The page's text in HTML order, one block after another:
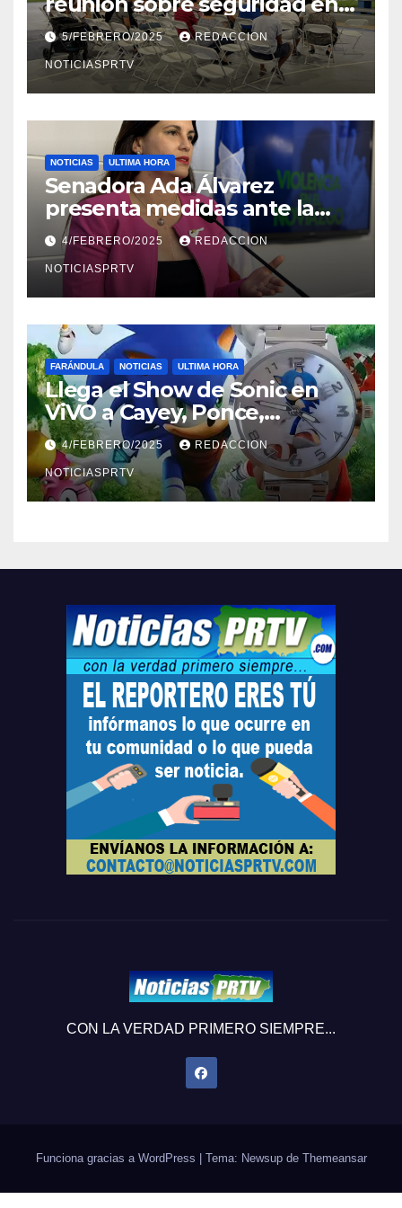
Reparto Metropolitano
5/FEBRERO/2025 REDACCION
NOTICIASPRTV
NOTICIAS ULTIMA HORA
Senadora Ada Álvarez
presenta medidas ante la
violencia en el noviazgo
4/FEBRERO/2025 REDACCION
NOTICIASPRTV
FARÁNDULA NOTICIAS ULTIMA HORA
Llega el Show de Sonic en
ViVO a Cayey, Ponce,
Barceloneta y Humacao,
Relojes gratis para el que
compre ahora….
4/FEBRERO/2025 REDACCION
NOTICIASPRTV
CON LA VERDAD PRIMERO SIEMPRE...
Funciona gracias a WordPress | Tema: Newsup de Themeansar